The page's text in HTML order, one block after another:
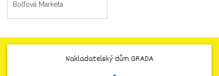
Bolfová Markéta
Nakladatelský dům GRADA